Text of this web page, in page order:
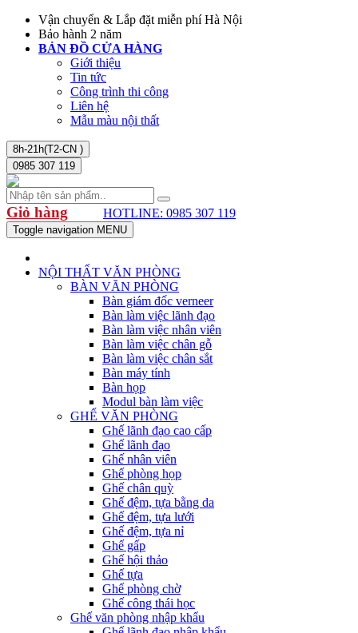
Vận chuyển & Lắp đặt miễn phí Hà Nội
Bảo hành 2 năm
BẢN ĐỒ CỬA HÀNG
Giới thiệu
Tin tức
Công trình thi công
Liên hệ
Mẫu màu nội thất
8h-21h(T2-CN )
0985 307 119
Giỏ hàng HOTLINE: 0985 307 119
Toggle navigation MENU
NỘI THẤT VĂN PHÒNG
BÀN VĂN PHÒNG
Bàn giám đốc verneer
Bàn làm việc lãnh đạo
Bàn làm việc nhân viên
Bàn làm việc chân gỗ
Bàn làm việc chân sắt
Bàn máy tính
Bàn họp
Modul bàn làm việc
GHẾ VĂN PHÒNG
Ghế lãnh đạo cao cấp
Ghế lãnh đạo
Ghế nhân viên
Ghế phòng họp
Ghế chân quỳ
Ghế đệm, tựa bằng da
Ghế đệm, tựa lưới
Ghế đệm, tựa nỉ
Ghế gấp
Ghế hội thảo
Ghế tựa
Ghế phòng chờ
Ghế công thái học
Ghế văn phòng nhập khẩu